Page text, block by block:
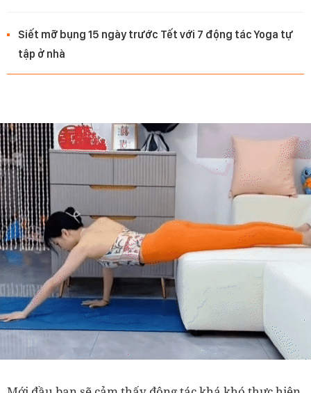
Siết mỡ bụng 15 ngày trước Tết với 7 động tác Yoga tự
tập ở nhà